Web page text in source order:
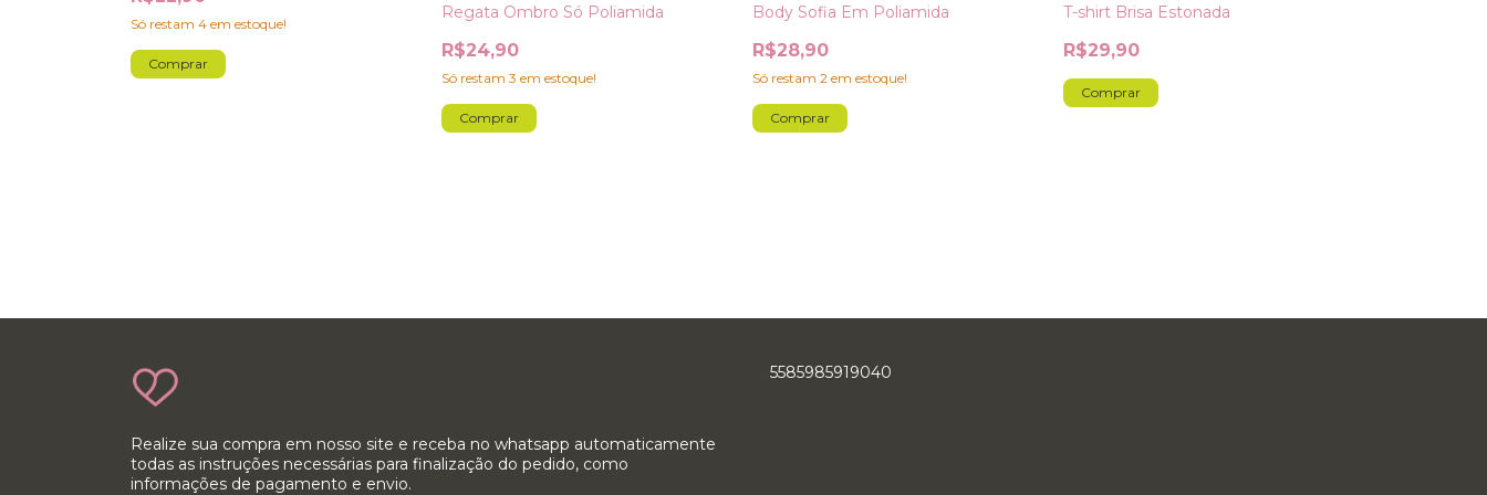
Só restam 4 em estoque!
Comprar
Regata Ombro Só Poliamida
R$24,90
Só restam 3 em estoque!
Comprar
Body Sofia Em Poliamida
R$28,90
Só restam 2 em estoque!
Comprar
T-shirt Brisa Estonada
R$29,90
Comprar
Realize sua compra em nosso site e receba no whatsapp automaticamente
todas as instruções necessárias para finalização do pedido, como
informações de pagamento e envio.
5585985919040